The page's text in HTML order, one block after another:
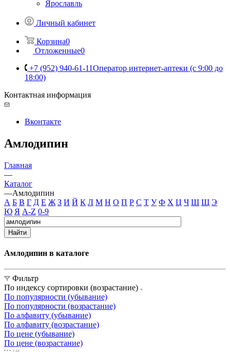
Ярославль
Личный кабинет
Корзина0
Отложенные0
+7 (952) 940-61-11Оператор интернет-аптеки (с 9:00 до
18:00)
Контактная информация
Вконтакте
Амлодипин
Главная
—
Каталог
—Амлодипин
А Б В Г Д Е Ж З И Й К Л М Н О П Р С Т У Ф Х Ц Ч Ш Щ Э
Ю Я A-Z 0-9
Найти
Амлодипин в каталоге
Фильтр
По индексу сортировки (возрастание)
По популярности (убывание)
По популярности (возрастание)
По алфавиту (убывание)
По алфавиту (возрастание)
По цене (убывание)
По цене (возрастание)